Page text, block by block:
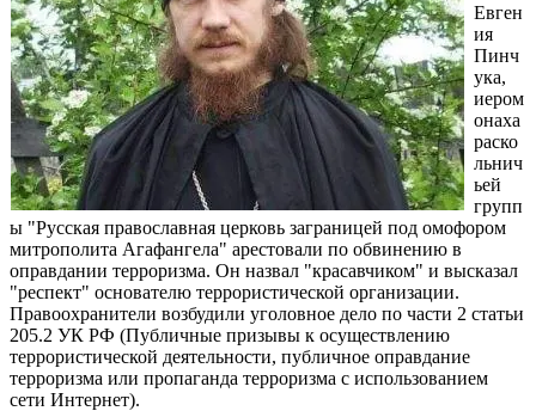
Евген
ия
Пинч
ука,
иером
онаха
раско
льнич
ьей
групп
ы "Русская православная церковь заграницей под омофором
митрополита Агафангела" арестовали по обвинению в
оправдании терроризма. Он назвал "красавчиком" и высказал
"респект" основателю террористической организации.
Правоохранители возбудили уголовное дело по части 2 статьи
205.2 УК РФ (Публичные призывы к осуществлению
террористической деятельности, публичное оправдание
терроризма или пропаганда терроризма с использованием
сети Интернет).